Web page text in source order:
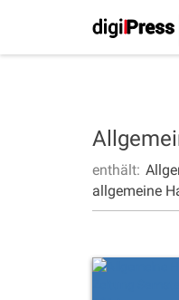
enthält:
allgemeine